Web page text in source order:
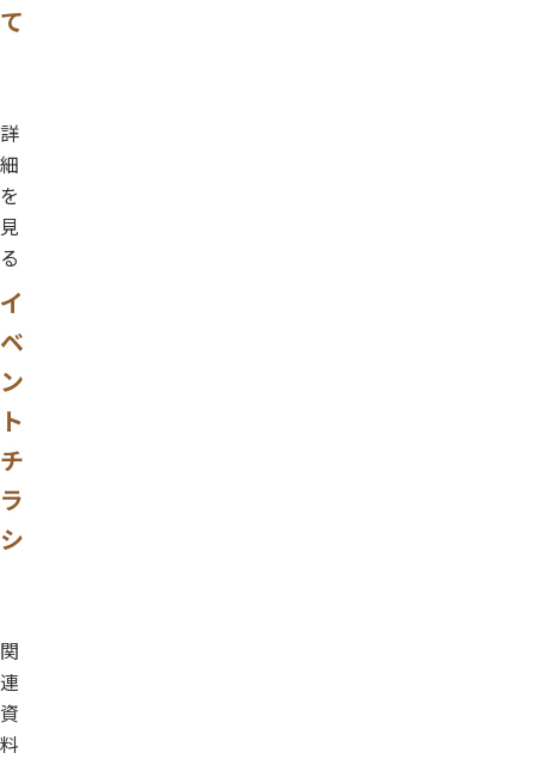
て
詳
細
を
見
る
イ
ベ
ン
ト
チ
ラ
シ
関
連
資
料